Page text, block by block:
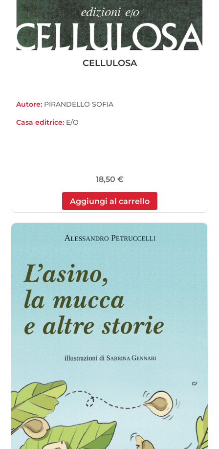
CELLULOSA
Autore: PIRANDELLO SOFIA
Casa editrice: E/O
18,50 €
Aggiungi al carrello